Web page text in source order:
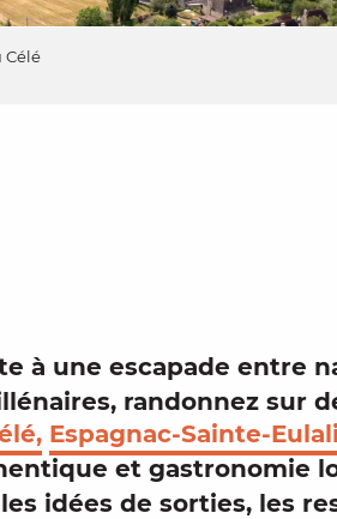
Célé
à une escapade entre
randonnez sur
Espagnac-Sainte-
et gastronomie
idées de sorties, les